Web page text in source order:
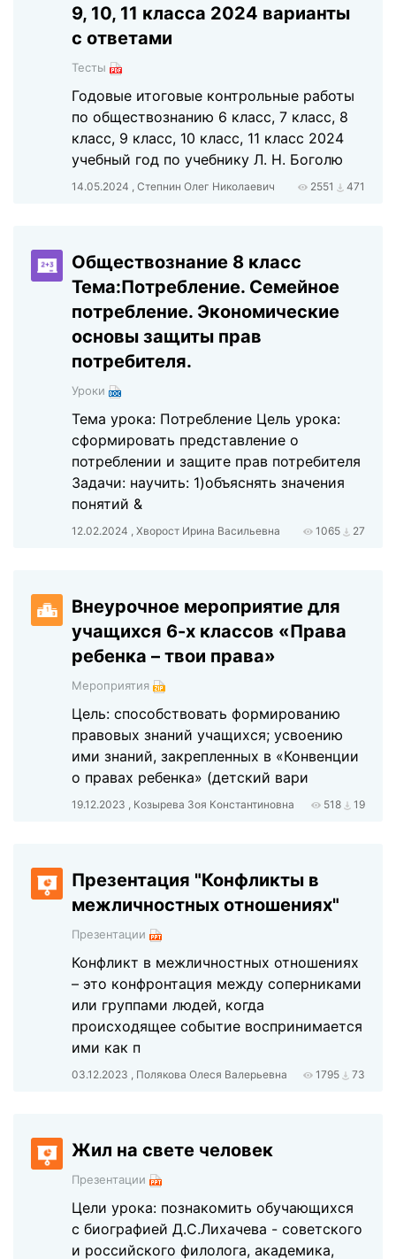
9, 10, 11 класса 2024 варианты
с ответами
Тесты
Годовые итоговые контрольные работы
по обществознанию 6 класс, 7 класс, 8
класс, 9 класс, 10 класс, 11 класс 2024
учебный год по учебнику Л. Н. Боголю
14.05.2024 , Степнин Олег Николаевич 2551 471
Обществознание 8 класс
Тема:Потребление. Семейное
потребление. Экономические
основы защиты прав
потребителя.
Уроки
Тема урока: Потребление Цель урока:
сформировать представление о
потреблении и защите прав потребителя
Задачи: научить: 1)объяснять значения
понятий &
12.02.2024 , Хворост Ирина Васильевна 1065 27
Внеурочное мероприятие для
учащихся 6-х классов «Права
ребенка – твои права»
Мероприятия
Цель: способствовать формированию
правовых знаний учащихся; усвоению
ими знаний, закрепленных в «Конвенции
о правах ребенка» (детский вари
19.12.2023 , Козырева Зоя Константиновна 518 19
Презентация "Конфликты в
межличностных отношениях"
Презентации
Конфликт в межличностных отношениях
– это конфронтация между соперниками
или группами людей, когда
происходящее событие воспринимается
ими как п
03.12.2023 , Полякова Олеся Валерьевна 1795 73
Жил на свете человек
Презентации
Цели урока: познакомить обучающихся
с биографией Д.С.Лихачева - советского
и российского филолога, академика,